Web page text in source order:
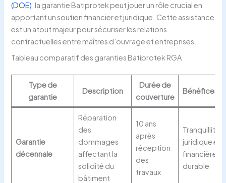
(DOE) , la garantie Batiprotek peut jouer un rôle crucial en
apportant un soutien financier et juridique. Cette assistance
est un atout majeur pour sécuriser les relations
contractuelles entre maîtres d’ouvrage et entreprises.
Tableau comparatif des garanties Batiprotek RGA
Type de
garantie
Description
Durée de
couverture
Bénéfices
Garantie
décennale
Réparation
des
dommages
affectant la
solidité du
bâtiment
10 ans
après
réception
des
travaux
Tranquillité
juridique et
financière
durable